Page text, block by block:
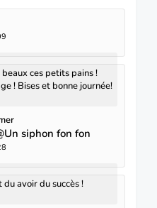
ces petits pains !
! Bises et bonne journée!
siphon fon fon
avoir du succès !